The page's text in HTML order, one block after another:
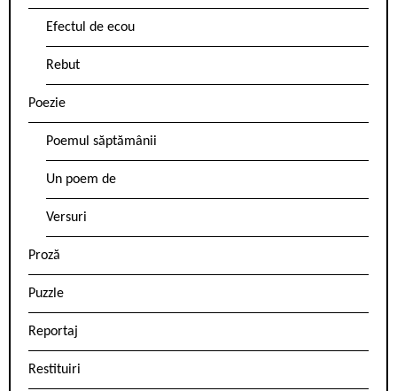
Efectul de ecou
Rebut
Poezie
Poemul săptămânii
Un poem de
Versuri
Proză
Puzzle
Reportaj
Restituiri